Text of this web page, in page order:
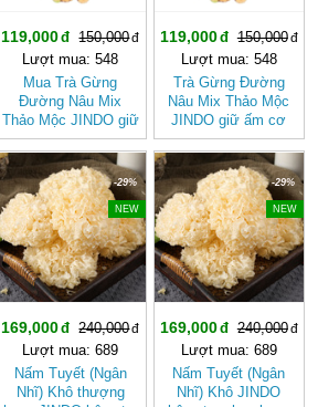
119,000
150,000
Lượt mua: 548
Mua Trà Gừng
Đường Nâu Mix
Thảo Mộc JINDO giữ
ấm cơ thể, tốt cho
sức khỏe
119,000
150,000
Lượt mua: 548
Trà Gừng Đường
Nâu Mix Thảo Mộc
JINDO giữ ấm cơ
thể
-29%
NEW
169,000
240,000
Lượt mua: 689
Nấm Tuyết (Ngân
Nhĩ) Khô thượng
-29%
NEW
169,000
240,000
Lượt mua: 689
Nấm Tuyết (Ngân
Nhĩ) Khô JINDO